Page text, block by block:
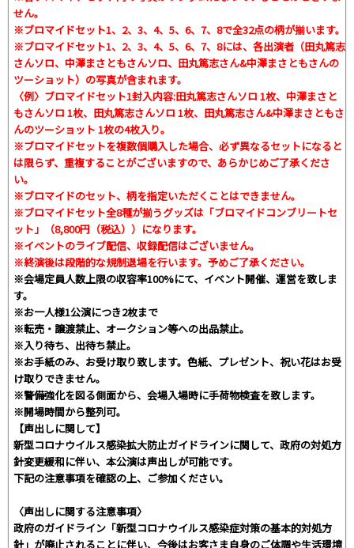
せん。
※ブロマイドセット1、2、3、4、5、6、7、8で全32点の柄が揃います。
※ブロマイドセット1、2、3、4、5、6、7、8には、各出演者（田丸篤志
さんソロ、中澤まさともさんソロ、田丸篤志さん&中澤まさともさんの
ツーショット）の写真が含まれます。
〈例〉ブロマイドセット1封入内容:田丸篤志さんソロ 1枚、中澤まさと
もさんソロ 1枚、田丸篤志さんソロ 1枚、田丸篤志さん&中澤まさともさ
んのツーショット 1枚の4枚入り。
※ブロマイドセットを複数個購入した場合、必ず異なるセットになると
は限らず、重複することがございますので、あらかじめご了承くださ
い。
※ブロマイドのセット、柄を指定いただくことはできません。
※ブロマイドセット全8種が揃うグッズは「ブロマイドコンブリートセ
ット」（8,800円（税込））になります。
※イベントのライブ配信、収録配信はございません。
※終演後は段階的な規制退場を行います。予めご了承ください。
※会場定員人数上限の収容率100%にて、イベント開催、運営を致しま
す。
※お一人様1公演につき2枚まで
※転売・譲渡禁止、オークション等への出品禁止。
※入り待ち、出待ち禁止。
※お手紙のみ、お受け取り致します。色紙、プレゼント、祝い花はお受
け取りできません。
※警備強化を図る側面から、会場入場時に手荷物検査を致します。
※開場時間から整列可。
【声出しに関して】
新型コロナウイルス感染拡大防止ガイドラインに関して、政府の対処方
針変更緩和に伴い、本公演は声出しが可能です。
下記の注意事項を確認の上、ご参加ください。
〈声出しに関する注意事項〉
政府のガイドライン「新型コロナウイルス感染症対策の基本的対処方
針」が廃止されることに伴い、今後はお客さま自身のご体調や生活環境